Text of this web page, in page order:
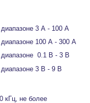
диапазоне 3 А - 100 А
диапазоне 100 А - 300 А
диапазоне 0.1 В - 3 В
диапазоне 3 В - 9 В
кГц, не более